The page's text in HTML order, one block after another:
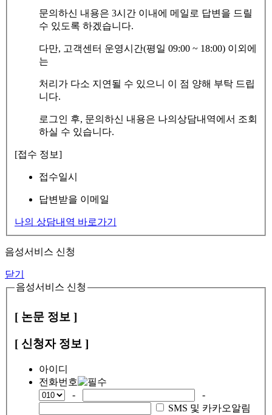
문의하신 내용은 3시간 이내에 메일로 답변을 드릴
수 있도록 하겠습니다.
다만, 고객센터 운영시간(평일 09:00 ~ 18:00) 이외에
는
처리가 다소 지연될 수 있으니 이 점 양해 부탁 드립
니다.
로그인 후, 문의하신 내용은 나의상담내역에서 조회
하실 수 있습니다.
[접수 정보]
접수일시
답변받을 이메일
나의 상담내역 바로가기
음성서비스 신청
닫기
음성서비스 신청
[ 논문 정보 ]
[ 신청자 정보 ]
아이디
전화번호
-
-
SMS 및 카카오알림